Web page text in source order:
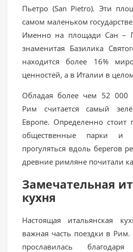
Пьетро (San Pietro). Эти
самом маленьком
Именно на площади Сан –
знаменитая Базилика
находится более 16%
ценностей, а в Италии в
Обладая более чем 52 000
Рим считается самый
Европе. Определенно стоит
общественные парки
прогуляться вдоль берегов
древние римляне почитали
Замечательная
кухня
Настоящая итальянская
важная часть поездки в
прославилась